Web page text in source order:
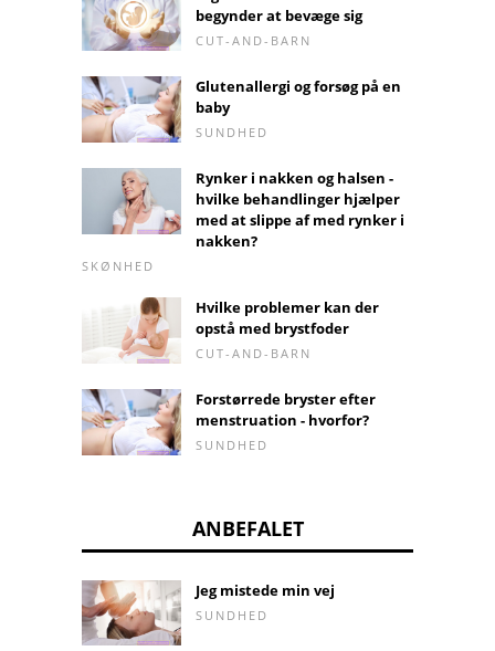
begynder at bevæge sig
CUT-AND-BARN
Glutenallergi og forsøg på en
baby
SUNDHED
Rynker i nakken og halsen -
hvilke behandlinger hjælper
med at slippe af med rynker i
nakken?
SKØNHED
Hvilke problemer kan der
opstå med brystfoder
CUT-AND-BARN
Forstørrede bryster efter
menstruation - hvorfor?
SUNDHED
ANBEFALET
Jeg mistede min vej
SUNDHED